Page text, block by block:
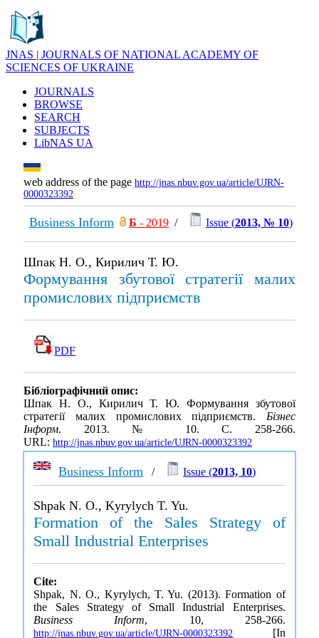
JNAS | JOURNALS OF NATIONAL ACADEMY OF
SCIENCES OF UKRAINE
JOURNALS
BROWSE
SEARCH
SUBJECTS
LibNAS UA
web address of the page http://jnas.nbuv.gov.ua/article/UJRN-
0000323392
Business Inform Б - 2019 / Issue (2013, № 10)
Шпак Н. О., Кирилич Т. Ю.
Формування збутової стратегії малих
промислових підприємств
PDF
Бібліографічний опис:
Шпак Н. О., Кирилич Т. Ю. Формування збутової
стратегії малих промислових підприємств. Бізнес
Інформ. 2013. № 10. С. 258-266.
URL: http://jnas.nbuv.gov.ua/article/UJRN-0000323392
Business Inform / Issue (2013, 10)
Shpak N. O., Kyrylych T. Yu.
Formation of the Sales Strategy of
Small Industrial Enterprises
Cite:
Shpak, N. O., Kyrylych, T. Yu. (2013). Formation of
the Sales Strategy of Small Industrial Enterprises.
Business Inform, 10, 258-266.
http://jnas.nbuv.gov.ua/article/UJRN-0000323392 [In